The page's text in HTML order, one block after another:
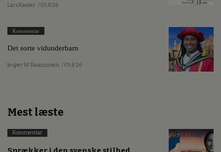
Lars Kaaber / 05.8.26
Kommentar
Det sorte vidunderbarn
Jesper W. Rasmussen / 05.8.26
Mest læste
Kommentar